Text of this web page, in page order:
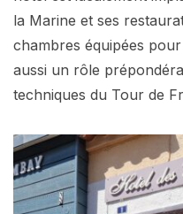
la Marine et ses
chambres équipées
aussi un rôle
techniques du Tour de